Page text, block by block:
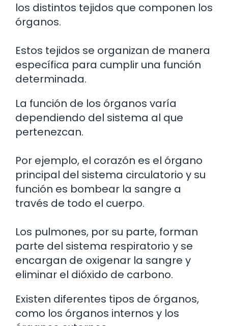
los distintos tejidos que componen los
órganos.
Estos tejidos se organizan de manera
específica para cumplir una función
determinada.
La función de los órganos varía
dependiendo del sistema al que
pertenezcan.
Por ejemplo, el corazón es el órgano
principal del sistema circulatorio y su
función es bombear la sangre a
través de todo el cuerpo.
Los pulmones, por su parte, forman
parte del sistema respiratorio y se
encargan de oxigenar la sangre y
eliminar el dióxido de carbono.
Existen diferentes tipos de órganos,
como los órganos internos y los